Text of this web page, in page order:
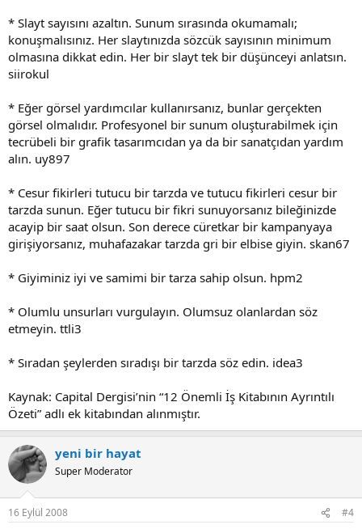
* Slayt sayısını azaltın. Sunum sırasında okumamalı;
konuşmalısı­nız. Her slaytınızda sözcük sayısının minimum
olmasına dikkat edin. Her bir slayt tek bir düşünceyi anlatsın.
siirokul
* Eğer görsel yardımcılar kullanırsanız, bunlar gerçekten
görsel ol­malıdır. Profesyonel bir sunum oluşturabilmek için
tecrübeli bir gra­fik tasarımcıdan ya da bir sanatçıdan yardım
alın. uy897
* Cesur fikirleri tutucu bir tarzda ve tutucu fikirleri cesur bir
tarz­da sunun. Eğer tutucu bir fikri sunuyorsanız bileğinizde
acayip bir sa­at olsun. Son derece cüretkar bir kampanyaya
girişiyorsanız, muhafa­zakar tarzda gri bir elbise giyin. skan67
* Giyiminiz iyi ve samimi bir tarza sahip olsun. hpm2
* Olumlu unsurları vurgulayın. Olumsuz olanlardan söz
etmeyin. ttli3
* Sıradan şeylerden sıradışı bir tarzda söz edin. idea3
Kaynak: Capital Dergisi’nin “12 Önemli İş Kitabının Ayrıntılı
Özeti” adlı ek kitabından alınmıştır.
yeni bir hayat
Super Moderator
16 Eylül 2008 #4